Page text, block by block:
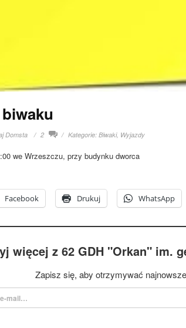
Domsta 2 Kategorie: Biwaki, Wyjazdy
we Wrzeszczu, przy budynku dworca
Facebook Drukuj WhatsApp
więcej z 62 GDH "Orkan" im.
Zapisz się, aby otrzymywać